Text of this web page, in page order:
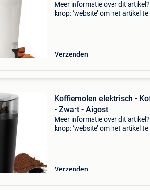
Meer informatie over dit
knop: ‘website’ om het artikel
Verzenden
Koffiemolen elektrisch -
- Zwart - Aigost
Meer informatie over dit
knop: ‘website’ om het artikel
Verzenden